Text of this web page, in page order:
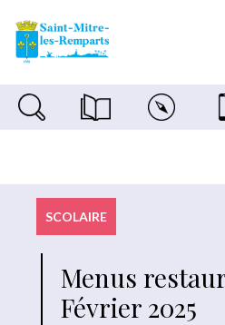
Recherche sur le siteMagazine municipal "Le
Carte
SCOLAIRE
Menus
Février 2025